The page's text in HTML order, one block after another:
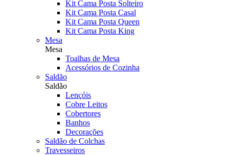
Kit Cama Posta Solteiro
Kit Cama Posta Casal
Kit Cama Posta Queen
Kit Cama Posta King
Mesa
Mesa
Toalhas de Mesa
Acessórios de Cozinha
Saldão
Saldão
Lençóis
Cobre Leitos
Cobertores
Banhos
Decorações
Saldão de Colchas
Travesseiros